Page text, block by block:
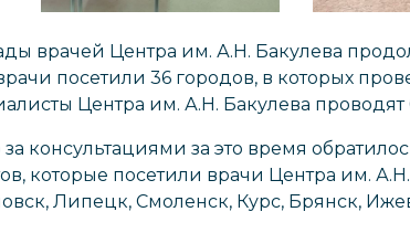
врачей Центра им. А.Н. Бакулева
посетили 36 городов, в которых
Центра им. А.Н. Бакулева
за консультациями за это время
которые посетили врачи Центра им.
Липецк, Смоленск, Курс, Брянск,